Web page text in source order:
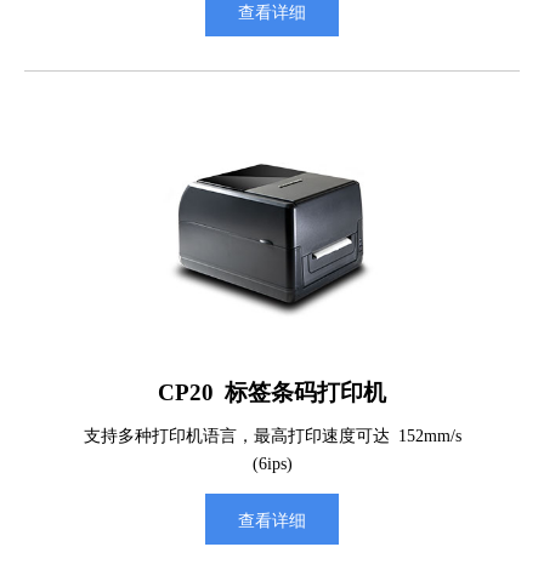
查看详细
CP20 标签条码打印机
支持多种打印机语言，最高打印速度可达 152mm/s
(6ips)
查看详细